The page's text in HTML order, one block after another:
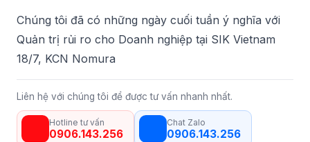
Chúng tôi đã có những ngày cuối tuần ý nghĩa với
Quản trị rủi ro cho Doanh nghiệp tại SIK Vietnam
18/7, KCN Nomura
Liên hệ với chúng tôi để được tư vấn nhanh nhất.
Hotline tư vấn
0906.143.256
Chat Zalo
0906.143.256